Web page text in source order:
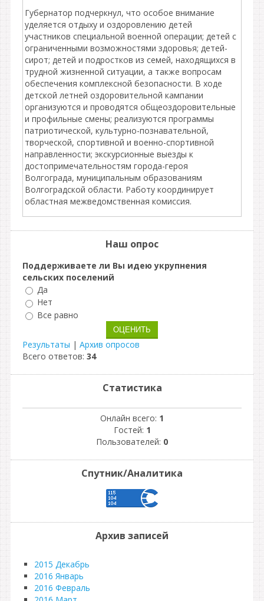
Губернатор подчеркнул, что особое внимание
уделяется отдыху и оздоровлению детей
участников специальной военной операции; детей с
ограниченными возможностями здоровья; детей-
сирот; детей и подростков из семей, находящихся в
трудной жизненной ситуации, а также вопросам
обеспечения комплексной безопасности. В ходе
детской летней оздоровительной кампании
организуются и проводятся общеоздоровительные
и профильные смены; реализуются программы
патриотической, культурно-познавательной,
творческой, спортивной и военно-спортивной
направленности; экскурсионные выезды к
достопримечательностям города-героя
Волгограда, муниципальным образованиям
Волгоградской области. Работу координирует
областная межведомственная комиссия.
Наш опрос
Поддерживаете ли Вы идею укрупнения
сельских поселений
Да
Нет
Все равно
Результаты | Архив опросов
Всего ответов: 34
Статистика
Онлайн всего: 1
Гостей: 1
Пользователей: 0
Спутник/Аналитика
Архив записей
2015 Декабрь
2016 Январь
2016 Февраль